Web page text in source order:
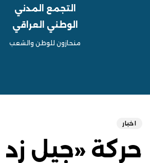
التجمع المدني
الوطني العراقي
منحازون للوطن والشعب
اخبار